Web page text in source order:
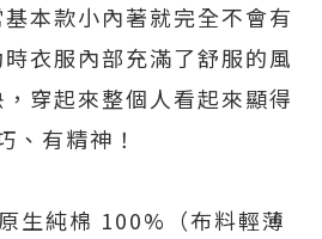
本款小內著就完全不會有
衣服內部充滿了舒服的風
穿起來整個人看起來顯得
、有精神！
生純棉 100%（布料輕薄